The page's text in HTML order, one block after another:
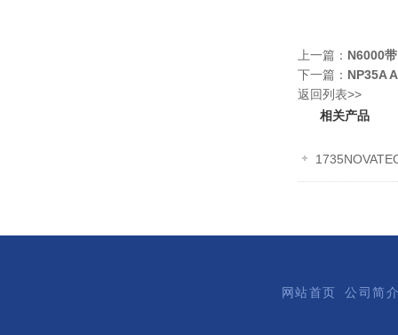
上一篇： N6000
下一篇： NP35A
返回列表>>
相关产品
网站首页 公司简